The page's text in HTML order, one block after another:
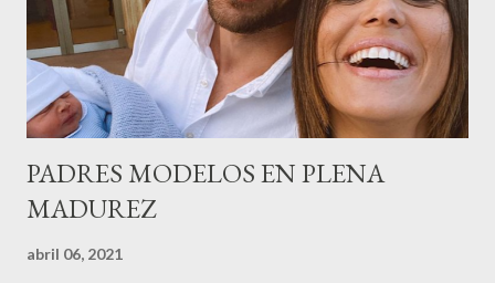
destacadas del sector,así como clientes, autoridades y medios
de comunicación, en una velada inolvidable bajo el lema “Cien
años peinando almas, creando belleza,i...
PADRES MODELOS EN PLENA
MADUREZ
abril 06, 2021